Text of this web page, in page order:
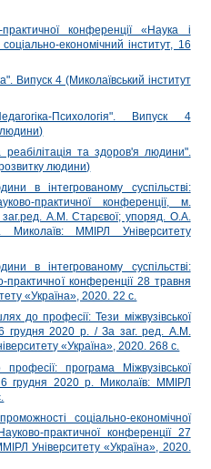
конференції «Наука і
економічний інститут, 16
Випуск 4 (Миколаївський інститут
Психологія". Випуск 4
людини)
реабілітація та здоров'я людини".
людини)
в інтегрованому суспільстві:
практичної конференції, м.
А.М. Старєвої; упоряд. О.А.
Миколаїв: ММІРЛ Університету
в інтегрованому суспільстві:
практичної конференції 28 травня
«Україна», 2020. 22 с.
до професії: Тези міжвузівської
6 грудня 2020 р. / За заг. ред. А.М.
«Україна», 2020. 268 с.
програма Міжвузівської
6 грудня 2020 р. Миколаїв: ММІРЛ
соціально-економічної
практичної конференції 27
Університету «Україна», 2020.